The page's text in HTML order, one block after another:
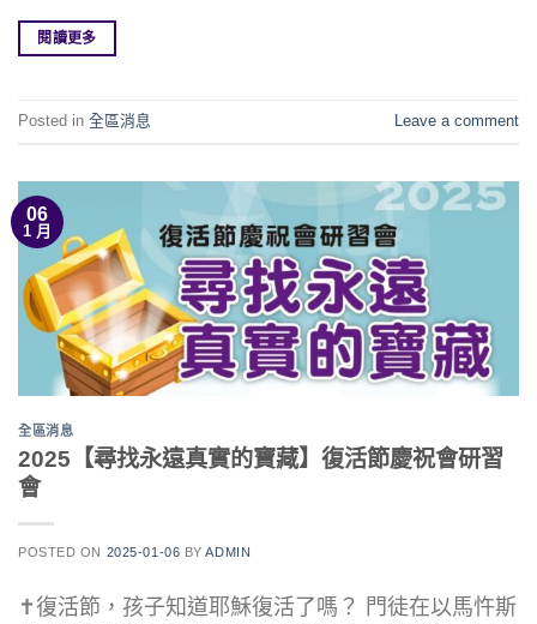
閱讀更多
Posted in 全區消息 Leave a comment
06
1 月
全區消息
2025【尋找永遠真實的寶藏】復活節慶祝會研習
會
POSTED ON 2025-01-06 BYADMIN
✝復活節，孩子知道耶穌復活了嗎？ 門徒在以馬忤斯